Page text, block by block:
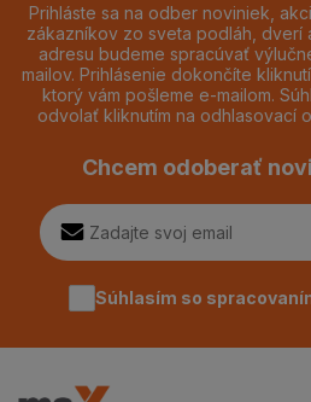
Prihláste sa na odber noviniek,
zákazníkov zo sveta podláh, dverí
adresu budeme spracúvať
mailov. Prihlásenie dokončíte
ktorý vám pošleme e-mailom.
odvolať kliknutím na odhlasovací
Chcem odoberať
Súhlasím so